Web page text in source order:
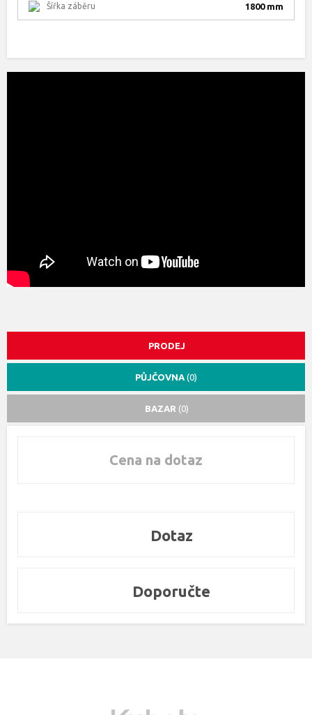
Šířka záběru 1800 mm
PRODEJ
PŮJČOVNA (0)
BAZAR (0)
Cena na dotaz
Dotaz
Doporučte